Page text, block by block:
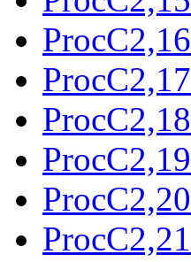
ProcC2,16
ProcC2,17
ProcC2,18
ProcC2,19
ProcC2,20
ProcC2,21